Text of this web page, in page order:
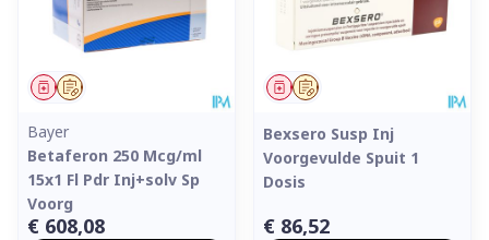
Op voorschrift
Geneesmiddel
Bayer
Betaferon 250 Mcg/ml
15x1 Fl Pdr Inj+solv Sp
Voorg
€ 608,08
Op voorschrift
Geneesmiddel
Bexsero Susp Inj
Voorgevulde Spuit 1
Dosis
€ 86,52